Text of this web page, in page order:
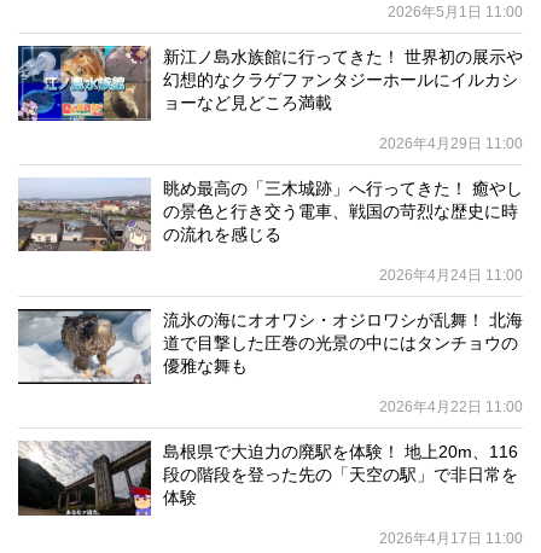
2026年5月1日 11:00
新江ノ島水族館に行ってきた！ 世界初の展示や
幻想的なクラゲファンタジーホールにイルカシ
ョーなど見どころ満載
2026年4月29日 11:00
眺め最高の「三木城跡」へ行ってきた！ 癒やし
の景色と行き交う電車、戦国の苛烈な歴史に時
の流れを感じる
2026年4月24日 11:00
流氷の海にオオワシ・オジロワシが乱舞！ 北海
道で目撃した圧巻の光景の中にはタンチョウの
優雅な舞も
2026年4月22日 11:00
島根県で大迫力の廃駅を体験！ 地上20m、116
段の階段を登った先の「天空の駅」で非日常を
体験
2026年4月17日 11:00